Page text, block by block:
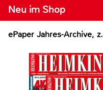
Neu im Shop
ePaper Jahres-Archive,